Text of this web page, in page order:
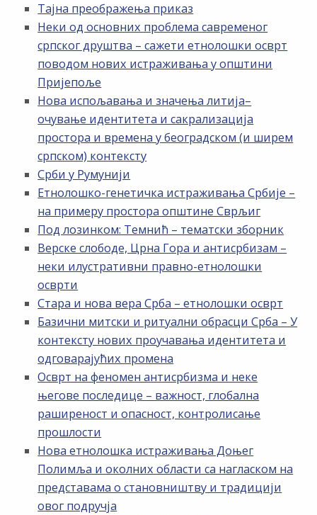
Тајна преображења приказ
Неки од основних проблема савременог
српског друштва – сажети етнолошки осврт
поводом нових истраживања у општини
Пријепоље
Нова испољавања и значења литија–
очување идентитета и сакрализација
простора и времена у београдском (и ширем
српском) контексту
Срби у Румунији
Етнолошко-генетичка истраживања Србије –
на примеру простора општине Сврљиг
Под лозинком: Темнић – тематски зборник
Верске слободе, Црна Гора и антисрбизам –
неки илустративни правно-етнолошки
осврти
Стара и нова вера Срба – етнолошки осврт
Базични митски и ритуални обрасци Срба – У
контексту нових проучавања идентитета и
одговарајућих промена
Осврт на феномен антисрбизма и неке
његове последице – важност, глобална
раширеност и опасност, контролисање
прошлости
Нова етнолошка истраживања Доњег
Полимља и околних области са нагласком на
представама о становништву и традицији
овог подручја